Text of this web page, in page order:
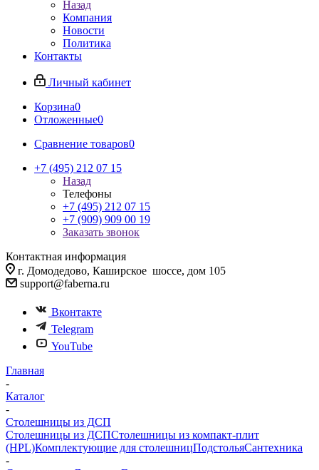
Назад
Компания
Новости
Политика
Контакты
Личный кабинет
Корзина0
Отложенные0
Сравнение товаров0
+7 (495) 212 07 15
Назад
Телефоны
+7 (495) 212 07 15
+7 (909) 909 00 19
Заказать звонок
Контактная информация
г. Домодедово, Каширское шоссе, дом 105
support@faberna.ru
Вконтакте
Telegram
YouTube
Главная
-
Каталог
-
Столешницы из ДСП
Столешницы из ДСПСтолешницы из компакт-плит
(HPL)Комплектующие для столешницПодстольяСантехника
-